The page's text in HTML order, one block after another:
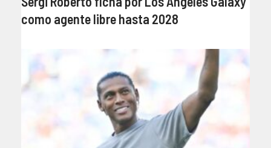
como agente libre hasta 2028